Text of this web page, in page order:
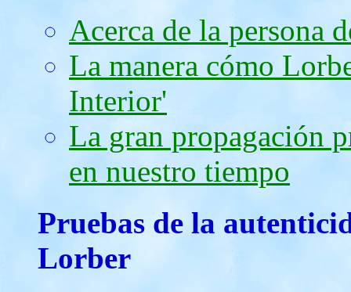
Acerca de la persona
La manera cómo
Interior'
La gran propagación
en nuestro tiempo
Pruebas de la
Lorber